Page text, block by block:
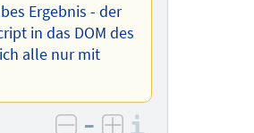
Ergebnis - der
in das DOM des
alle nur mit
–